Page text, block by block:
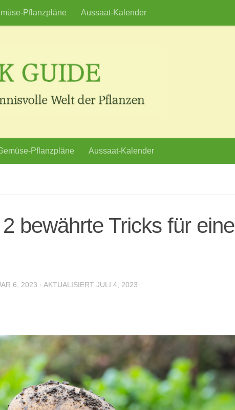
Pflanzpläne Aussaat-Kalender
Pflanzpläne Aussaat-Kalender
bewährte Tricks für eine
6, 2023 · AKTUALISIERT JULI 4, 2023